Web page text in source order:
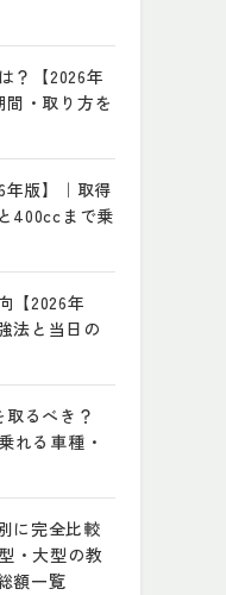
？【2026年
間・取り方を
年版】｜取得
400ccまで乗
【2026年
法と当日の
るべき？
れる車種・
に完全比較
・大型の教
額一覧